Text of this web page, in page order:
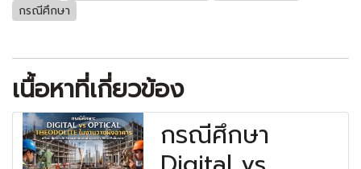
กรณีศึกษา
เนื้อหาที่เกี่ยวข้อง
กรณีศึกษา